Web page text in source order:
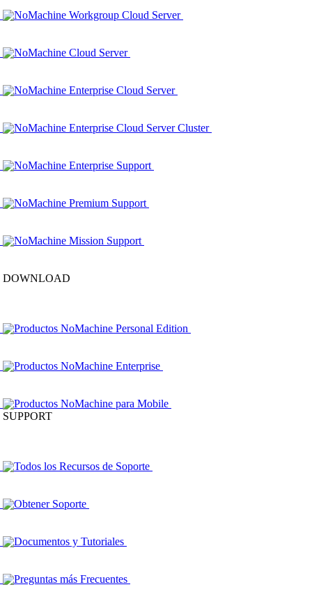
NoMachine Workgroup Cloud Server
NoMachine Cloud Server
NoMachine Enterprise Cloud Server
NoMachine Enterprise Cloud Server Cluster
NoMachine Enterprise Support
NoMachine Premium Support
NoMachine Mission Support
DOWNLOAD
Productos NoMachine Personal Edition
Productos NoMachine Enterprise
Productos NoMachine para Mobile
SUPPORT
Todos los Recursos de Soporte
Obtener Soporte
Documentos y Tutoriales
Preguntas más Frecuentes